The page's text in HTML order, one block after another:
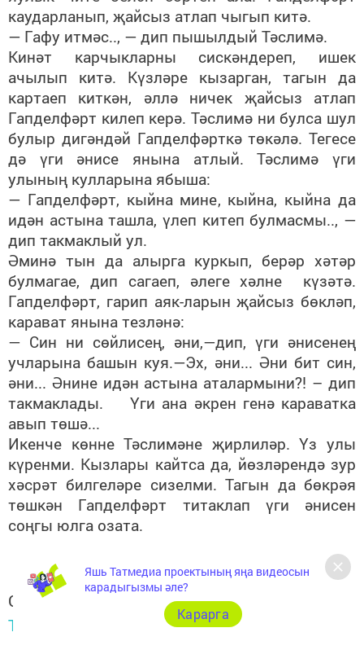
каударланып, җайсыз атлап чыгып китә.
— Гафу итмәс.., — дип пышылдый Тәслимә.
Кинәт карчыкларны сискәндереп, ишек
ачылып китә. Күзләре кызарган, тагын да
картаеп киткән, әллә ничек җайсыз атлап
Гапделфәрт килеп керә. Тәслимә ни булса шул
булыр дигәндәй Гапделфәрткә төкәлә. Тегесе
дә үги әнисе янына атлый. Тәслимә үги
улының кулларына ябыша:
— Гапделфәрт, кыйна мине, кыйна, кыйна да
идән астына ташла, үлеп китеп булмасмы.., —
дип такмаклый ул.
Әминә тын да алырга куркып, берәр хәтәр
булмагае, дип сагаеп, әлеге хәлне күзәтә.
Гапделфәрт, гарип аяк-ларын җайсыз бөкләп,
карават янына тезләнә:
— Син ни сөйлисең, әни,—дип, үги әнисенең
учларына башын куя.—Эх, әни... Әни бит син,
әни... Әнине идән астына аталармыни?! – дип
такмаклады. Үги ана әкрен генә караватка
авып төшә...
Икенче көнне Тәслимәне җирлиләр. Үз улы
күренми. Кызлары кайтса да, йөзләрендә зур
хәсрәт билгеләре сизелми. Тагын да бөкрәя
төшкән Гапделфәрт титаклап үги әнисен
соңгы юлга озата.
Следите за самым важным и интересным в
Telegram-канале
Татмедиа
Яшь Татмедиа проектының яңа видеосын
карадыгызмы әле?
Карарга